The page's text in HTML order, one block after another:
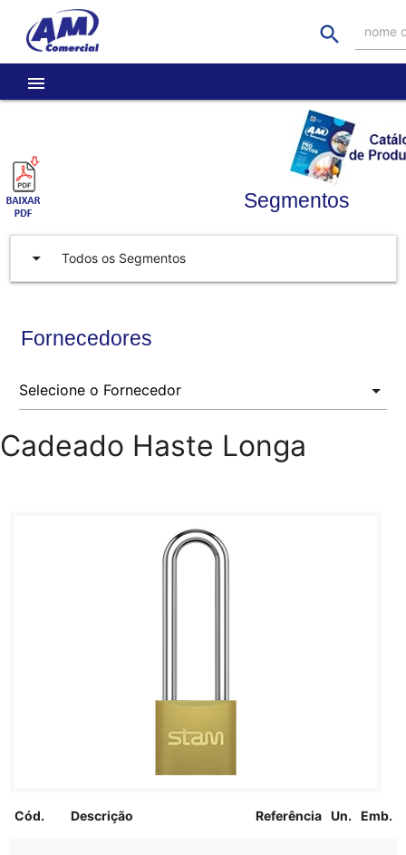
search nome
menu
Segmentos
arrow_drop_down Todos os Segmentos
Fornecedores
Cadeado Haste Longa
Cód. Descrição Referência Un. Emb.